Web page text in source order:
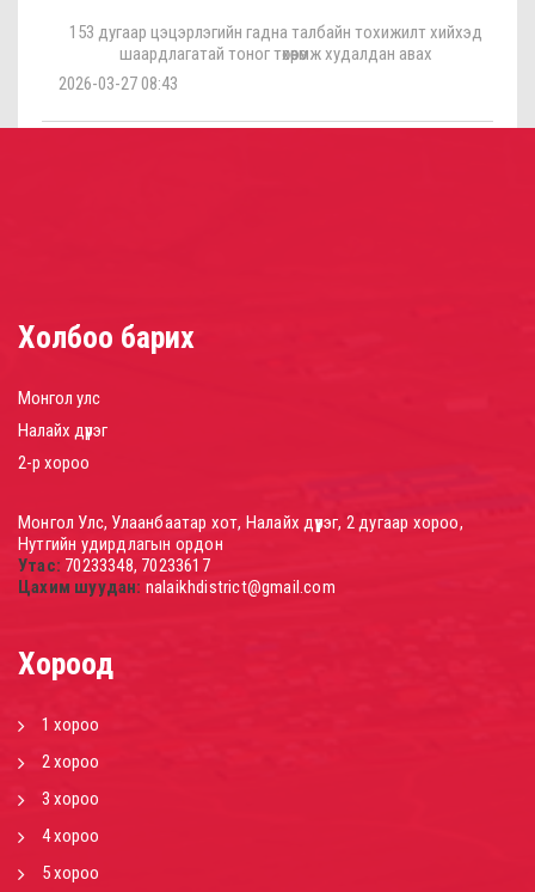
153 дугаар цэцэрлэгийн гадна талбайн тохижилт хийхэд
шаардлагатай тоног төхөөрөмж худалдан авах
2026-03-27 08:43
Холбоо барих
Монгол улс
Налайх дүүрэг
2-р хороо
Монгол Улс, Улаанбаатар хот, Налайх дүүрэг, 2 дугаар хороо,
Нутгийн удирдлагын ордон
Утас: 70233348, 70233617
Цахим шуудан: nalaikhdistrict@gmail.com
Хороод
1 хороо
2 хороо
3 хороо
4 хороо
5 хороо